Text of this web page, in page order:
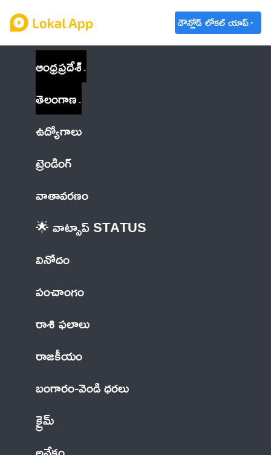
డౌన్లోడ్ లోకల్ యాప్
ఆంధ్రప్రదేశ్
తెలంగాణ
ఉద్యోగాలు
ట్రెండింగ్
వాతావరణం
🌟 వాట్సాప్ STATUS
వినోదం
పంచాంగం
రాశి ఫలాలు
రాజకీయం
బంగారం-వెండి ధరలు
క్రైమ్